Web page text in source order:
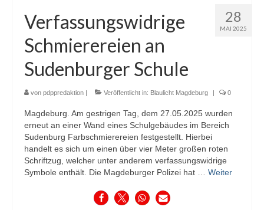
28
MAI 2025
Verfassungswidrige
Schmierereien an
Sudenburger Schule
von pdppredaktion Veröffentlicht in: Blaulicht Magdeburg 0
Magdeburg. Am gestrigen Tag, dem 27.05.2025 wurden
erneut an einer Wand eines Schulgebäudes im Bereich
Sudenburg Farbschmierereien festgestellt. Hierbei
handelt es sich um einen über vier Meter großen roten
Schriftzug, welcher unter anderem verfassungswidrige
Symbole enthält. Die Magdeburger Polizei hat … Weiter